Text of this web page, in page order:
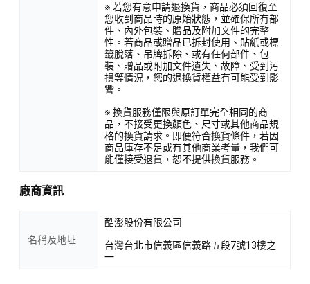
※ 若您有意申請退換貨，商品必須回復至
您收到商品時的原始狀態，並確保所有部
件、內外包裝、贈品及附加文件的完整
性。若商品或贈品已拆封使用、貼紙或標
籤脫落、吊牌拆除、或有任何部件、包
裝、贈品或附加文件遺失、故障、受到污
損等情況，您的退換貨權益有可能受到影
響。
※ 換貨服務僅限與原訂單完全相同的商
品，不接受更換顏色、尺寸或其他商品規
格的換貨請求。即便符合換貨條件，若因
商品庫存不足或有其他商業考量，我們可
能僅接受退貨，恕不提供換貨服務。
廠商資訊
名稱及地址
酷澎股份有限公司
台灣台北市信義區信義路五段7號13樓之
一